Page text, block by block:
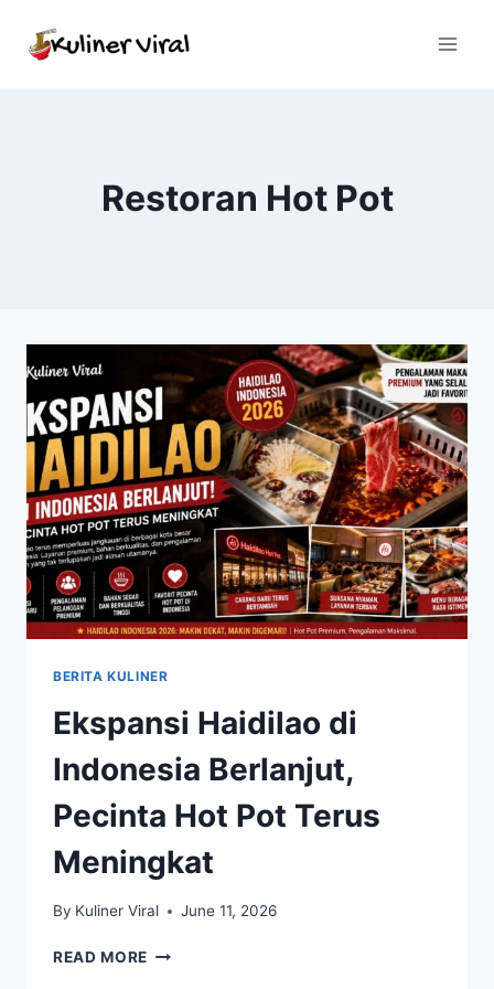
Restoran Hot Pot
BERITA KULINER
Ekspansi Haidilao di
Indonesia Berlanjut,
Pecinta Hot Pot Terus
Meningkat
By Kuliner Viral June 11, 2026
READ MORE EKSPANSI